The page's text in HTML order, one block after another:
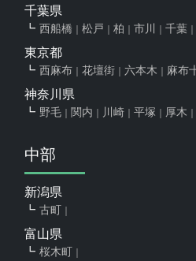
千葉県
西船橋 松戸 柏 市川 千葉
東京都
西麻布 花壇街 六本木 麻布
神奈川県
野毛 関内 川崎 平塚 厚木
中部
新潟県
古町
富山県
桜木町